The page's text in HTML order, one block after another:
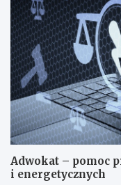
Adwokat – pomoc
i energetycznych